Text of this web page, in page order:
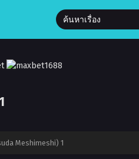
Meshimeshi) 1